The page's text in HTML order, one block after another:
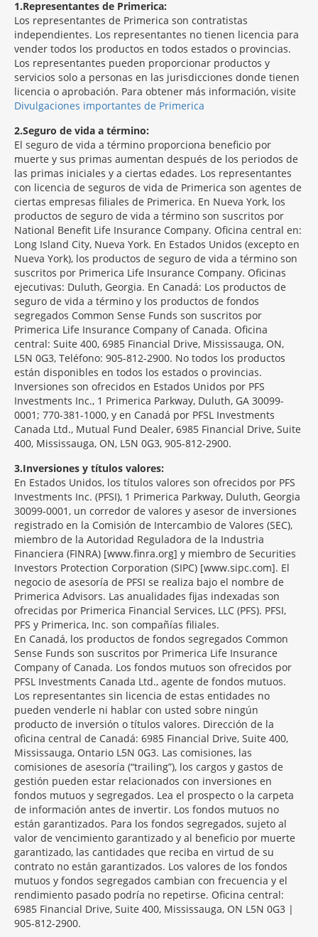
1 Representantes de Primerica:
Los representantes de Primerica son contratistas
independientes. Los representantes no tienen licencia para
vender todos los productos en todos estados o provincias.
Los representantes pueden proporcionar productos y
servicios solo a personas en las jurisdicciones donde tienen
licencia o aprobación. Para obtener más información, visite
Divulgaciones importantes de Primerica
2 Seguro de vida a término:
El seguro de vida a término proporciona beneficio por
muerte y sus primas aumentan después de los periodos de
las primas iniciales y a ciertas edades. Los representantes
con licencia de seguros de vida de Primerica son agentes de
ciertas empresas filiales de Primerica. En Nueva York, los
productos de seguro de vida a término son suscritos por
National Benefit Life Insurance Company. Oficina central en:
Long Island City, Nueva York. En Estados Unidos (excepto en
Nueva York), los productos de seguro de vida a término son
suscritos por Primerica Life Insurance Company. Oficinas
ejecutivas: Duluth, Georgia. En Canadá: Los productos de
seguro de vida a término y los productos de fondos
segregados Common Sense Funds son suscritos por
Primerica Life Insurance Company of Canada. Oficina
central: Suite 400, 6985 Financial Drive, Mississauga, ON,
L5N 0G3, Teléfono: 905-812-2900. No todos los productos
están disponibles en todos los estados o provincias.
Inversiones son ofrecidos en Estados Unidos por PFS
Investments Inc., 1 Primerica Parkway, Duluth, GA 30099-
0001; 770-381-1000, y en Canadá por PFSL Investments
Canada Ltd., Mutual Fund Dealer, 6985 Financial Drive, Suite
400, Mississauga, ON, L5N 0G3, 905-812-2900.
3 Inversiones y títulos valores:
En Estados Unidos, los títulos valores son ofrecidos por PFS
Investments Inc. (PFSI), 1 Primerica Parkway, Duluth, Georgia
30099-0001, un corredor de valores y asesor de inversiones
registrado en la Comisión de Intercambio de Valores (SEC),
miembro de la Autoridad Reguladora de la Industria
Financiera (FINRA) [www.finra.org] y miembro de Securities
Investors Protection Corporation (SIPC) [www.sipc.com]. El
negocio de asesoría de PFSI se realiza bajo el nombre de
Primerica Advisors. Las anualidades fijas indexadas son
ofrecidas por Primerica Financial Services, LLC (PFS). PFSI,
PFS y Primerica, Inc. son compañías filiales.
En Canadá, los productos de fondos segregados Common
Sense Funds son suscritos por Primerica Life Insurance
Company of Canada. Los fondos mutuos son ofrecidos por
PFSL Investments Canada Ltd., agente de fondos mutuos.
Los representantes sin licencia de estas entidades no
pueden venderle ni hablar con usted sobre ningún
producto de inversión o títulos valores. Dirección de la
oficina central de Canadá: 6985 Financial Drive, Suite 400,
Mississauga, Ontario L5N 0G3. Las comisiones, las
comisiones de asesoría (“trailing”), los cargos y gastos de
gestión pueden estar relacionados con inversiones en
fondos mutuos y segregados. Lea el prospecto o la carpeta
de información antes de invertir. Los fondos mutuos no
están garantizados. Para los fondos segregados, sujeto al
valor de vencimiento garantizado y al beneficio por muerte
garantizado, las cantidades que reciba en virtud de su
contrato no están garantizados. Los valores de los fondos
mutuos y fondos segregados cambian con frecuencia y el
rendimiento pasado podría no repetirse. Oficina central:
6985 Financial Drive, Suite 400, Mississauga, ON L5N 0G3 |
905-812-2900.